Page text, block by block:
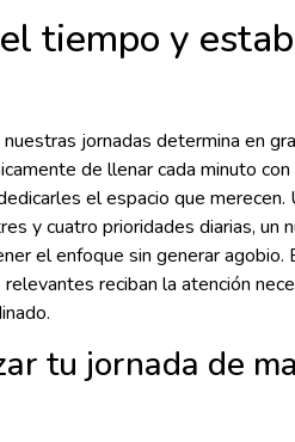
tiempo y
jornadas determina en
de llenar cada minuto
el espacio que merecen.
y cuatro prioridades diarias, un
el enfoque sin generar agobio.
reciban la atención
tu jornada de